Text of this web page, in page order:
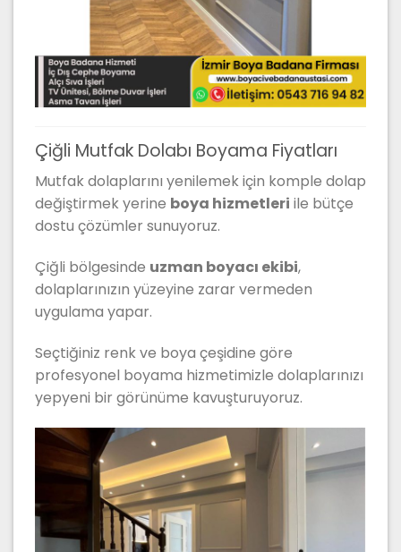
Çiğli Mutfak Dolabı Boyama Fiyatları
Mutfak dolaplarını yenilemek için komple dolap
değiştirmek yerine boya hizmetleri ile bütçe
dostu çözümler sunuyoruz.
Çiğli bölgesinde uzman boyacı ekibi,
dolaplarınızın yüzeyine zarar vermeden
uygulama yapar.
Seçtiğiniz renk ve boya çeşidine göre
profesyonel boyama hizmetimizle dolaplarınızı
yepyeni bir görünüme kavuşturuyoruz.